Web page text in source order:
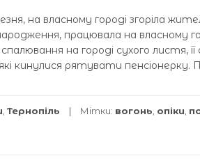
на власному городі згоріла
працювала на власному
на городі сухого листя,
кинулися рятувати
Тернопіль Мітки: вогонь опіки